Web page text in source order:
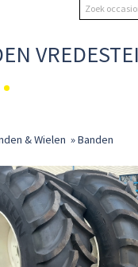
& Wielen »Banden